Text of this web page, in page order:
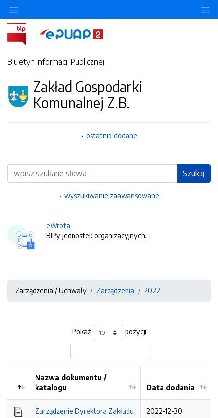
Biuletyn Informacji Publicznej
Zakład Gospodarki
Komunalnej Z.B.
ostatnio dodane
Wyszukiwarka Szukaj
wyszukiwanie zaawansowane
eWrota
BIPy jednostek organizacyjnych.
Zarządzenia / Uchwały Zarządzenia 2022
Pokaż pozycji
Kolejność
Nazwa dokumentu /
katalogu
Data dodania
Zarządzenie Dyrektora Zakładu
2022-12-30